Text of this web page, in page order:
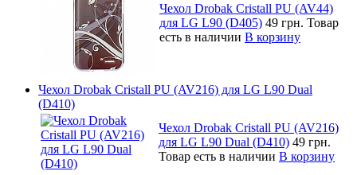
Чехол Drobak Cristall PU (AV44)
для LG L90 (D405) 49 грн. Товар
есть в наличии В корзину
Чехол Drobak Cristall PU (AV216) для LG L90 Dual
(D410)
Чехол Drobak Cristall PU (AV216)
для LG L90 Dual (D410) 49 грн.
Товар есть в наличии В корзину